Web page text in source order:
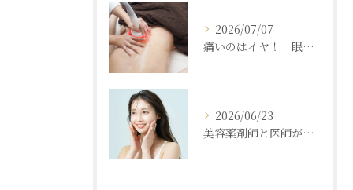
2026/07/07
痛いのはイヤ！「眠れるほど気持ちいいのに結果が出る」痩身エステの秘密
2026/06/23
美容薬剤師と医師が共同開発した商材と「真皮層フェイシャル」で内側からもっちり潤う素肌へ